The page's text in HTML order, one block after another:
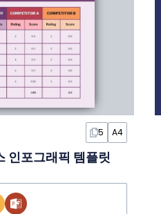
5 A4
인포그래픽 템플릿